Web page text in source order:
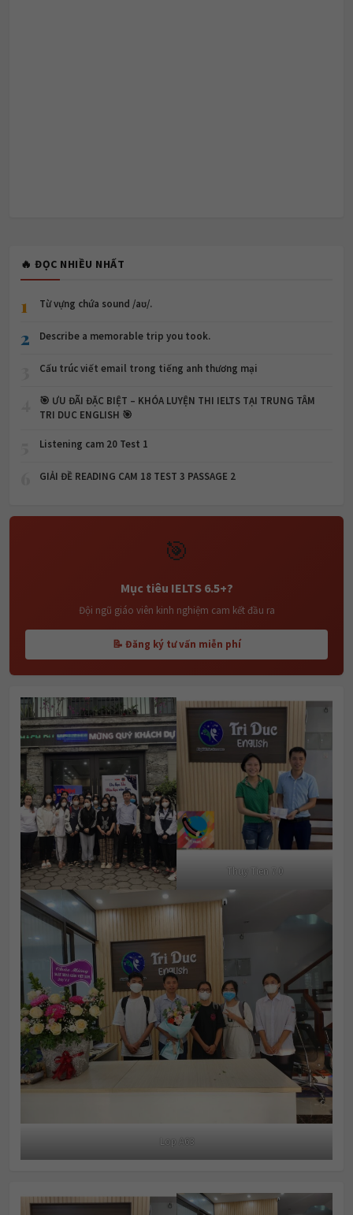
🔥 ĐỌC NHIỀU NHẤT
1 Từ vựng chứa sound /aʊ/.
2 Describe a memorable trip you took.
Cấu trúc viết email trong tiếng anh thương mại
🎯 ƯU ĐÃI ĐẶC BIỆT – KHÓA LUYỆN THI IELTS TẠI TRUNG TÂM
TRI DUC ENGLISH 🎯
Listening cam 20 Test 1
GIẢI ĐỀ READING CAM 18 TEST 3 PASSAGE 2
🎯
Mục tiêu IELTS 6.5+?
Đội ngũ giáo viên kinh nghiệm cam kết đầu ra
📝 Đăng ký tư vấn miễn phí
Thuy Tien 7.0
Lop A63